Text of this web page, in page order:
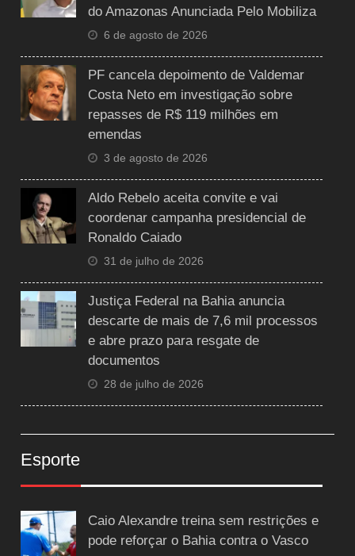
do Amazonas Anunciada Pelo Mobiliza
6 de agosto de 2026
PF cancela depoimento de Valdemar
Costa Neto em investigação sobre
repasses de R$ 119 milhões em
emendas
3 de agosto de 2026
Aldo Rebelo aceita convite e vai
coordenar campanha presidencial de
Ronaldo Caiado
31 de julho de 2026
Justiça Federal na Bahia anuncia
descarte de mais de 7,6 mil processos
e abre prazo para resgate de
documentos
28 de julho de 2026
Esporte
Caio Alexandre treina sem restrições e
pode reforçar o Bahia contra o Vasco